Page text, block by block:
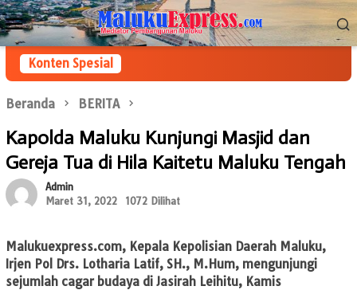
Loncat
ke
konten
Menu
Mobile
Konten Spesial
Beranda BERITA
Kapolda Maluku Kunjungi Masjid dan
Gereja Tua di Hila Kaitetu Maluku Tengah
Admin
Maret 31, 2022
1072 Dilihat
Malukuexpress.com, Kepala Kepolisian Daerah Maluku,
Irjen Pol Drs. Lotharia Latif, SH., M.Hum, mengunjungi
sejumlah cagar budaya di Jasirah Leihitu, Kamis